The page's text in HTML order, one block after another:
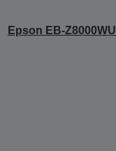
Epson EB-Z8000WU